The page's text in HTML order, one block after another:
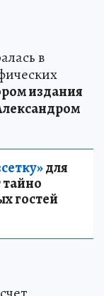
в
издания
для
тайно
гостей